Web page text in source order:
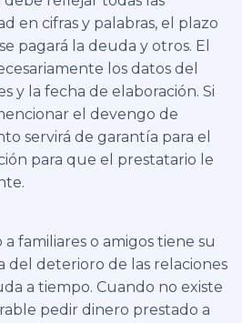
en cifras y palabras, el plazo
pagará la deuda y otros. El
los datos del
y la fecha de elaboración. Si
el devengo de
servirá de garantía para el
para que el prestatario le
familiares o amigos tiene su
del deterioro de las relaciones
a tiempo. Cuando no existe
pedir dinero prestado a